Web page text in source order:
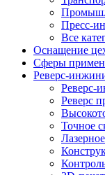
Пресс-
Все
Оснащение
Сферы
Реверс-
Реверс-
Реверс
Точное